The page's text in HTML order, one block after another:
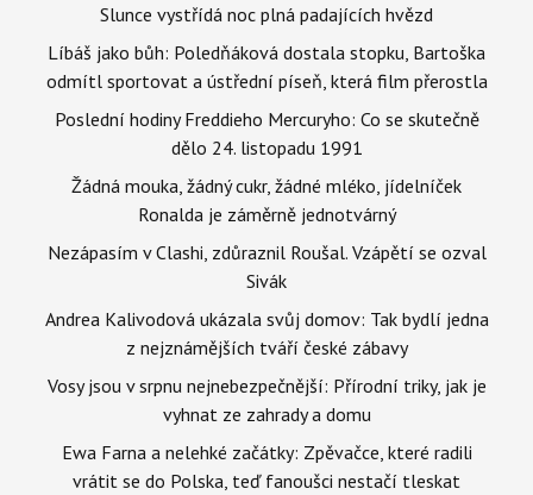
Slunce vystřídá noc plná padajících hvězd
Líbáš jako bůh: Poledňáková dostala stopku, Bartoška
odmítl sportovat a ústřední píseň, která film přerostla
Poslední hodiny Freddieho Mercuryho: Co se skutečně
dělo 24. listopadu 1991
Žádná mouka, žádný cukr, žádné mléko, jídelníček
Ronalda je záměrně jednotvárný
Nezápasím v Clashi, zdůraznil Roušal. Vzápětí se ozval
Sivák
Andrea Kalivodová ukázala svůj domov: Tak bydlí jedna
z nejznámějších tváří české zábavy
Vosy jsou v srpnu nejnebezpečnější: Přírodní triky, jak je
vyhnat ze zahrady a domu
Ewa Farna a nelehké začátky: Zpěvačce, které radili
vrátit se do Polska, teď fanoušci nestačí tleskat